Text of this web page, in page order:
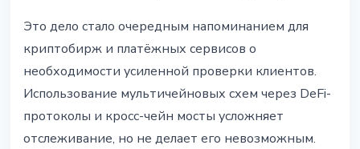
Это дело стало очередным напоминанием для
криптобирж и платёжных сервисов о
необходимости усиленной проверки клиентов.
Использование мультичейновых схем через DeFi-
протоколы и кросс-чейн мосты усложняет
отслеживание, но не делает его невозможным.